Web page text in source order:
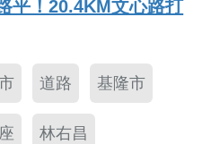
平！20.4KM文心路打
道路 基隆市
林右昌